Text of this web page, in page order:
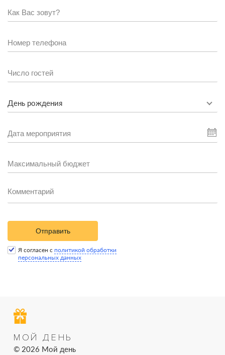
День рождения
Отправить
Я согласен с политикой обработки
персональных данных
МОЙ ДЕНЬ
© 2026 Мой день